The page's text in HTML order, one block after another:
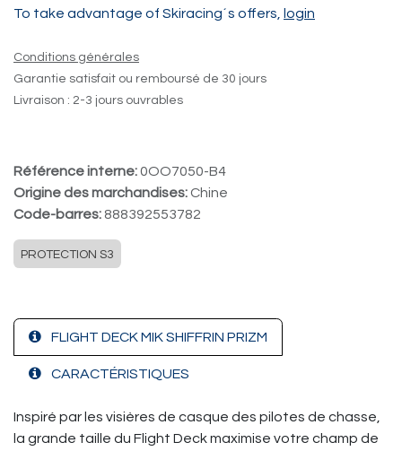
To take advantage of Skiracing´s offers,
login
Conditions générales
Garantie satisfait ou remboursé de 30 jours
Livraison : 2-3 jours ouvrables
Référence interne:0OO7050-B4
Origine des marchandises: Chine
Code-barres: 888392553782
PROTECTION S3
FLIGHT DECK MIK SHIFFRIN PRIZM
CARACTÉRISTIQUES
Inspiré par les visières de casque des pilotes de chasse,
la grande taille du Flight Deck maximise votre champ de